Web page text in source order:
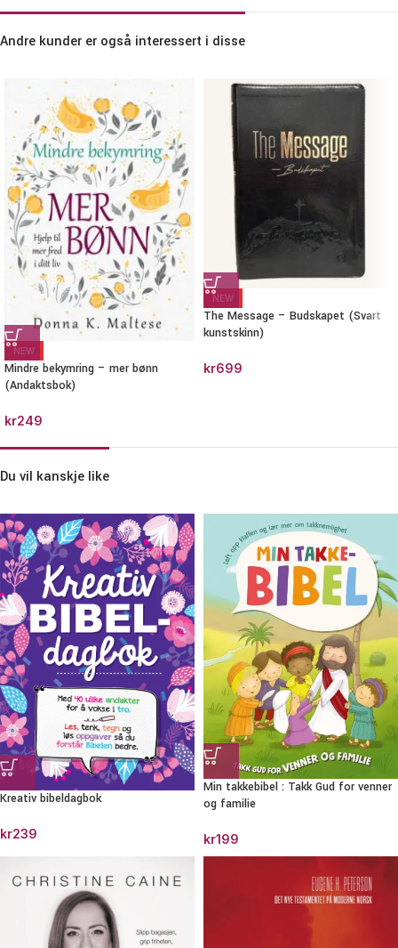
Andre kunder er også interessert i disse
NEW
Mindre bekymring – mer bønn
(Andaktsbok)
kr249
NEW
The Message – Budskapet (Svart
kunstskinn)
kr699
Du vil kanskje like
Kreativ bibeldagbok
kr239
Min takkebibel : Takk Gud for venner
og familie
kr199